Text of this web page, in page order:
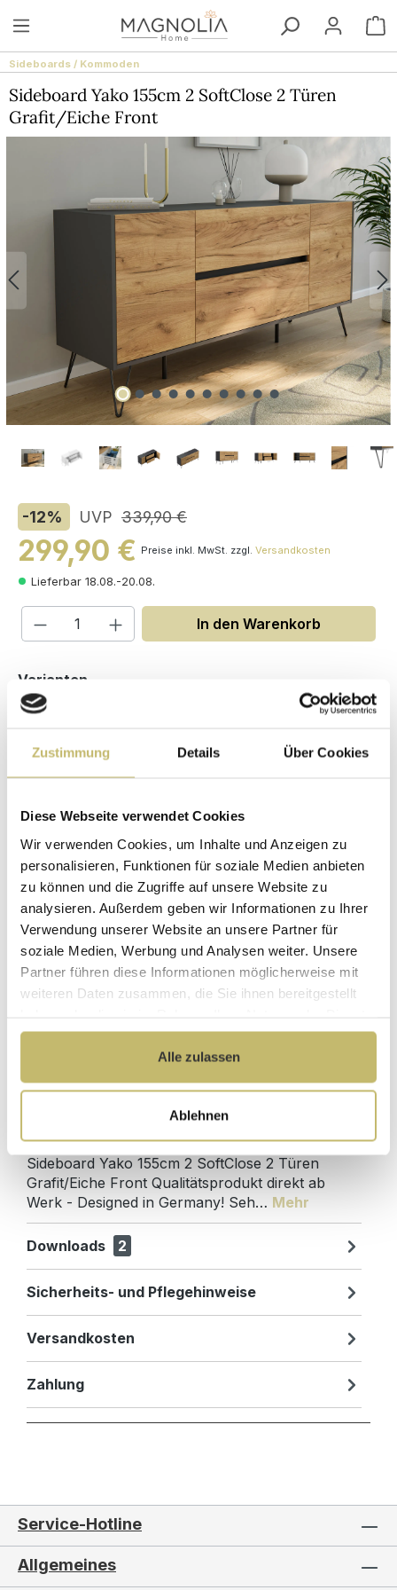
Zustimmung Details Über Cookies
Diese Webseite verwendet Cookies
Wir verwenden Cookies, um Inhalte und Anzeigen zu
personalisieren, Funktionen für soziale Medien anbieten
zu können und die Zugriffe auf unsere Website zu
analysieren. Außerdem geben wir Informationen zu Ihrer
Verwendung unserer Website an unsere Partner für
soziale Medien, Werbung und Analysen weiter. Unsere
Partner führen diese Informationen möglicherweise mit
weiteren Daten zusammen, die Sie ihnen bereitgestellt
gesammelt haben.
Alle zulassen
Ablehnen
Zum Hauptinhalt springen
Sideboards / Kommoden
Sideboard Yako 155cm 2 SoftClose 2 Türen
Grafit/Eiche Front
Bildergalerie überspringen
-12% UVP 339,90 €
299,90 € Preise inkl. MwSt. zzgl. Versandkosten
Lieferbar 18.08.-20.08.
Produkt Anzahl: Gib den
In den Warenkorb
Varianten
Hochwertige
Materialien
Herstellerpreis
ohne
Zwischenhändler
Kundenbetreuung
mit bester
Bewertung
Gut verpackt für
beschädigungsfreie
Lieferung
Designed in
Germany
1 Monat risikofreies
Rückgaberecht
Produktdetails
Sideboard Yako 155cm 2 SoftClose 2 Türen
Grafit/Eiche Front Qualitätsprodukt direkt ab
Werk - Designed in Germany! Seh… Mehr
Downloads 2
Sicherheits- und Pflegehinweise
Versandkosten
Zahlung
Service-Hotline
Allgemeines